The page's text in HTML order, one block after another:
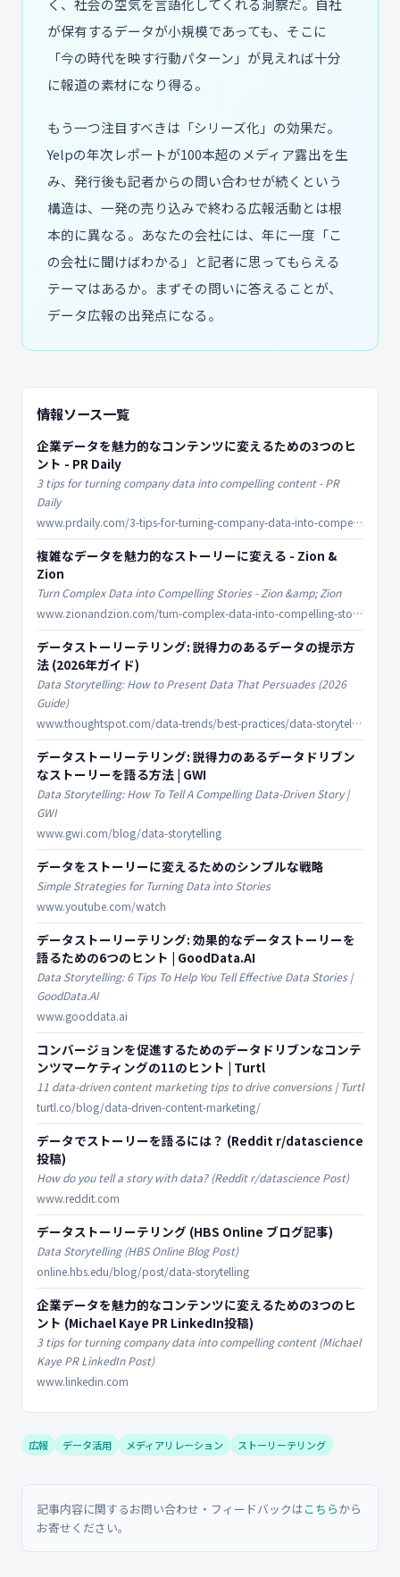
く、社会の空気を言語化してくれる洞察だ。自社
が保有するデータが小規模であっても、そこに
「今の時代を映す行動パターン」が見えれば十分
に報道の素材になり得る。
もう一つ注目すべきは「シリーズ化」の効果だ。
Yelpの年次レポートが100本超のメディア露出を生
み、発行後も記者からの問い合わせが続くという
構造は、一発の売り込みで終わる広報活動とは根
本的に異なる。あなたの会社には、年に一度「こ
の会社に聞けばわかる」と記者に思ってもらえる
テーマはあるか。まずその問いに答えることが、
データ広報の出発点になる。
情報ソース一覧
企業データを魅力的なコンテンツに変えるための3つのヒ
ント - PR Daily
3 tips for turning company data into compelling content - PR
Daily
www.prdaily.com/3-tips-for-turning-company-data-into-compelling-content/
複雑なデータを魅力的なストーリーに変える - Zion &
Zion
Turn Complex Data into Compelling Stories - Zion &amp; Zion
www.zionandzion.com/turn-complex-data-into-compelling-stories/
データストーリーテリング: 説得力のあるデータの提示方
法 (2026年ガイド)
Data Storytelling: How to Present Data That Persuades (2026
Guide)
www.thoughtspot.com/data-trends/best-practices/data-storytelling
データストーリーテリング: 説得力のあるデータドリブン
なストーリーを語る方法 | GWI
Data Storytelling: How To Tell A Compelling Data-Driven Story |
GWI
www.gwi.com/blog/data-storytelling
データをストーリーに変えるためのシンプルな戦略
Simple Strategies for Turning Data into Stories
www.youtube.com/watch
データストーリーテリング: 効果的なデータストーリーを
語るための6つのヒント | GoodData.AI
Data Storytelling: 6 Tips To Help You Tell Effective Data Stories |
GoodData.AI
www.gooddata.ai
コンバージョンを促進するためのデータドリブンなコンテ
ンツマーケティングの11のヒント | Turtl
11 data-driven content marketing tips to drive conversions | Turtl
turtl.co/blog/data-driven-content-marketing/
データでストーリーを語るには？ (Reddit r/datascience
投稿)
How do you tell a story with data? (Reddit r/datascience Post)
www.reddit.com
データストーリーテリング (HBS Online ブログ記事)
Data Storytelling (HBS Online Blog Post)
online.hbs.edu/blog/post/data-storytelling
企業データを魅力的なコンテンツに変えるための3つのヒ
ント (Michael Kaye PR LinkedIn投稿)
3 tips for turning company data into compelling content (Michael
Kaye PR LinkedIn Post)
www.linkedin.com
広報 データ活用 メディアリレーション ストーリーテリング
記事内容に関するお問い合わせ・フィードバックはこちらから
お寄せください。